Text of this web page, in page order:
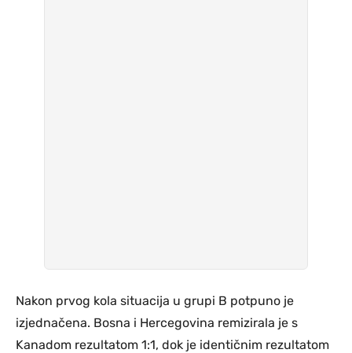
Nakon prvog kola situacija u grupi B potpuno je
izjednačena. Bosna i Hercegovina remizirala je s
Kanadom rezultatom 1:1, dok je identičnim rezultatom